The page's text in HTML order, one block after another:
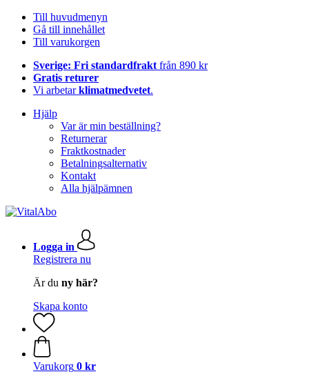
Till huvudmenyn
Gå till innehållet
Till varukorgen
Sverige: Fri standardfrakt från 890 kr
Gratis returer
Vi arbetarklimatmedvetet.
Hjälp
Var är min beställning?
Returnerar
Fraktkostnader
Betalningsalternativ
Kontakt
Alla hjälpämnen
Logga in
Registrera nu
Är du ny här?
Skapa konto
Varukorg 0 kr